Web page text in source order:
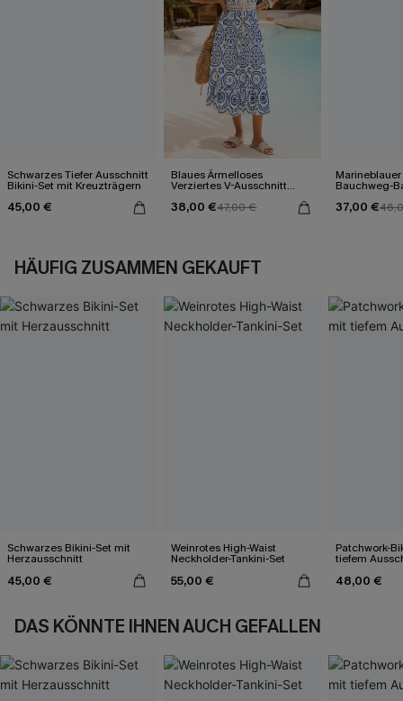
Schwarzes Tiefer Ausschnitt
Bikini-Set mit Kreuzträgern
45,00 €
Blaues Ärmelloses
Verziertes V-Ausschnitt
38,00 €47,00 €
Bauchweg-
37,00 €
HÄUFIG ZUSAMMEN GEKAUFT
Schwarzes Bikini-Set mit
Herzausschnitt
45,00 €
Weinrotes High-Waist
Neckholder-Tankini-Set
55,00 €
Patchwork-
tiefem
48,00 €
DAS KÖNNTE IHNEN AUCH GEFALLEN